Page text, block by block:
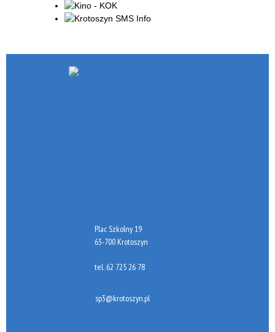
Plac Szkolny 19
63-700 Krotoszyn
tel. 62 725 26 78
sp3@krotoszyn.pl